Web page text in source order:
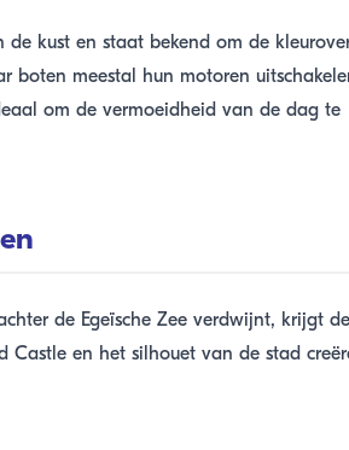
kust en staat bekend om de
boten meestal hun motoren
om de vermoeidheid van de dag te
de Egeïsche Zee verdwijnt, krijgt
en het silhouet van de stad